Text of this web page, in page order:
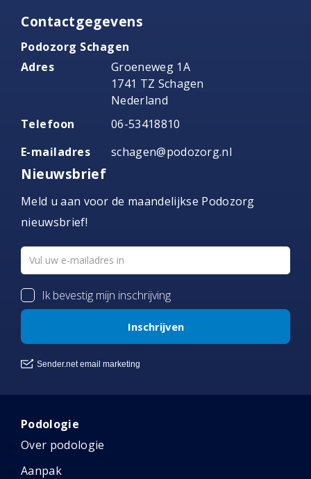
Contactgegevens
Podozorg Schagen
Adres
Groeneweg 1A
1741 TZ Schagen
Nederland
Telefoon
06-53418810
E-mailadres
schagen@podozorg.nl
Nieuwsbrief
Meld u aan voor de maandelijkse Podozorg
nieuwsbrief!
Podologie
Over podologie
Aanpak